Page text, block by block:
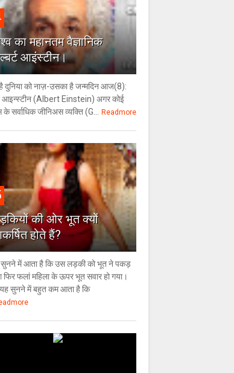
का महानतम वैज्ञानिक
आइंस्टीन।
दुनिया को नाज़-उसका है जन्मदिन आज(8):
आइन्स्टीन (Albert Einstein) अगर कोई
के सर्वाधिक जीनिअस व्यक्ति (G...
Readmore
की ओर भूत क्‍यों
होते हैं?
में आता है कि उस लड़की को भूत ने पकड़
फिर फलां महिला के ऊपर भूत सवार हो गया।
सुनने में बहुत कम आता है कि